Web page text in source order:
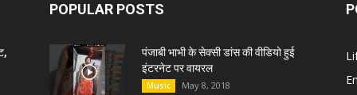
POPULAR POSTS
पंजाबी भाभी के सेक्सी डांस की वीडियो हुई
इंटरनेट पर वायरल
Music May 8, 2018